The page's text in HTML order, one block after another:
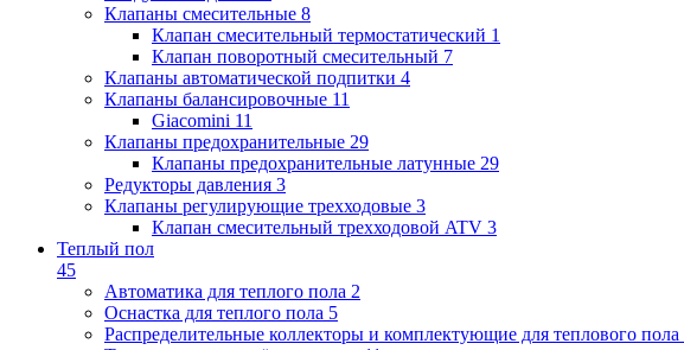
Клапаны cмесительные 8
Клапан cмесительный термостатический 1
Клапан поворотный cмесительный 7
Клапаны автоматической подпитки 4
Клапаны балансировочные 11
Giacomini 11
Клапаны предохранительные 29
Клапаны предохранительные латунные 29
Редукторы давления 3
Клапаны регулирующие трехходовые 3
Клапан смесительный трехходовой ATV 3
Теплый пол
45
Автоматика для теплого пола 2
Оснастка для теплого пола 5
Распределительные коллекторы и комплектующие для теплового пола